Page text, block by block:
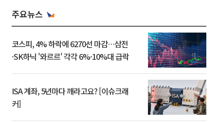
주요뉴스
코스피, 4% 하락에 6270선 마감…삼전
·SK하닉 '와르르' 각각 6%·10%대 급락
ISA 계좌, 5년마다 깨라고요? [이슈크래
커]